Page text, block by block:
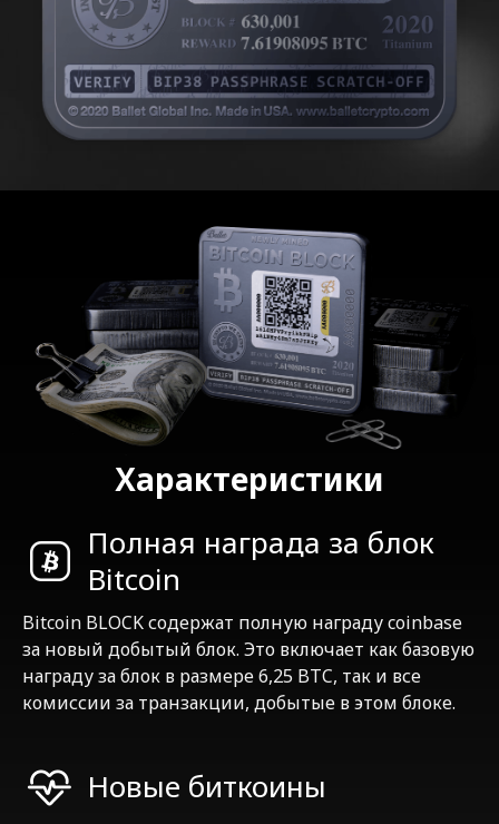
Характеристики
Полная награда за блок
Bitcoin
Bitcoin BLOCK содержат полную награду coinbase
за новый добытый блок. Это включает как базовую
награду за блок в размере 6,25 BTC, так и все
комиссии за транзакции, добытые в этом блоке.
Новые биткоины